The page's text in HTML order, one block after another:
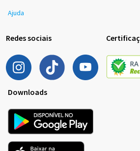
Ajuda
Redes sociais
Downloads